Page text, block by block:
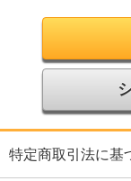
特定商取引法に基